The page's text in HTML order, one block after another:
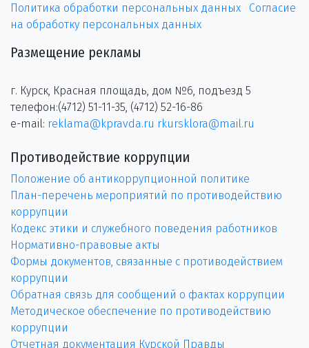
Политика обработки персональных данных
Согласие
на обработку персональных данных
Размещение рекламы
г. Курск, Красная площадь, дом №6, подъезд 5
телефон:(4712) 51-11-35, (4712) 52-16-86
e-mail: reklama@kpravda.ru rkursklora@mail.ru
Противодействие коррупции
Положение об антикоррупционной политике
План-перечень мероприятий по противодействию
коррупции
Кодекс этики и служебного поведения работников
Нормативно-правовые акты
Формы документов, связанные с противодействием
коррупции
Обратная связь для сообщений о фактах коррупции
Методическое обеспечение по противодействию
коррупции
Отчетная документация Курской Правды